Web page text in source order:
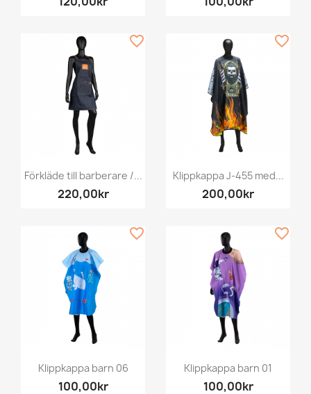
Förkläde till barberare /...
220,00kr
favorite_border
Klippkappa J-455 med...
200,00kr
favorite_border
Klippkappa barn 06
100,00kr
favorite_border
Klippkappa barn 01
100,00kr
favorite_border